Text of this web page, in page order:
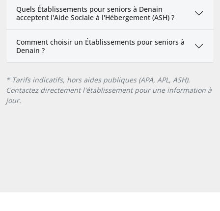
Quels Établissements pour seniors à Denain
acceptent l'Aide Sociale à l'Hébergement (ASH) ?
Comment choisir un Établissements pour seniors à
Denain ?
* Tarifs indicatifs, hors aides publiques (APA, APL, ASH).
Contactez directement l'établissement pour une information à
jour.